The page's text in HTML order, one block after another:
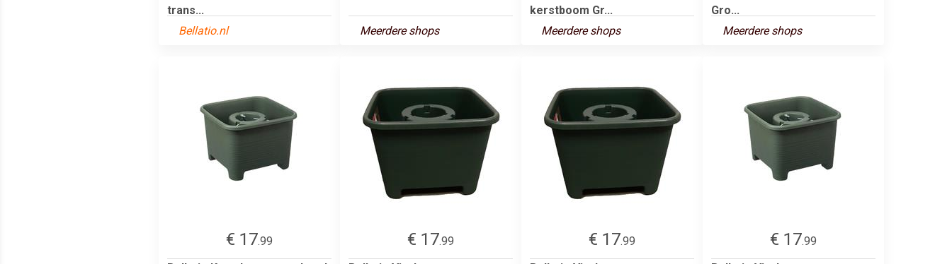
trans...
Bellatio.nl
Meerdere shops
kerstboom Gr...
Meerdere shops
Gro...
Meerdere shops
€ 17.99
€ 17.99
€ 17.99
€ 17.99